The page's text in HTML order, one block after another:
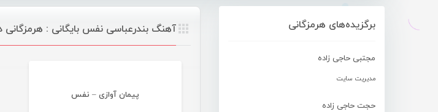
برگزیده‌های هرمزگانی
مجتبی حاجی زاده
مدیریت سایت
حجت حاجی زاده
آهنگ بندرعباسی نفس بایگانی :
پیمان آوازی – نفس